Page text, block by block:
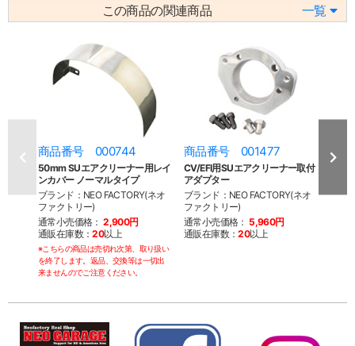
この商品の関連商品 一覧
商品番号 000744
50mm SUエアクリーナー用レイ
ンカバー ノーマルタイプ
ブランド：NEO FACTORY(ネオ
ファクトリー)
通常小売価格： 2,900円
通販在庫数：20以上
※こちらの商品は売切れ次第、取り扱い
を終了します。返品、交換等は一切出
来ませんのでご注意ください。
商品番号 001477
CV/EFI用SUエアクリーナー取付
アダプター
ブランド：NEO FACTORY(ネオ
ファクトリー)
通常小売価格： 5,960円
通販在庫数：20以上
商
ブラ